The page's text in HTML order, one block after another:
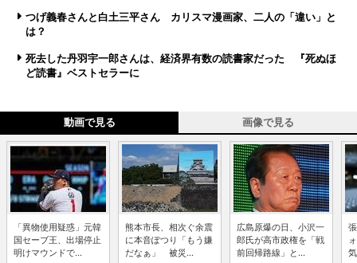
つげ義春さんと白土三平さん カリスマ漫画家、二人の「違い」と
は？
死去した丹羽宇一郎さんは、経済界有数の読書家だった 『死ぬほ
ど読書』ベストセラーに
動画で見る 画像で見る
「異物使用疑惑」元韓
国セーブ王、出場停止
明けマウンドで...
熊本市長、相次ぐ余震
に本音ぽつり「もう嫌
だなぁ」 被災...
広島原爆の日、小沢一
郎氏が高市政権を「戦
前回帰路線」と...